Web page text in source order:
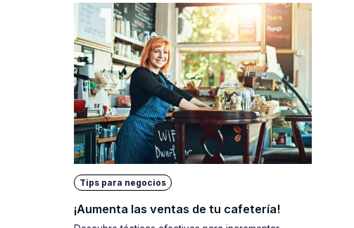
Tips para negocios
¡Aumenta las ventas de tu cafetería!